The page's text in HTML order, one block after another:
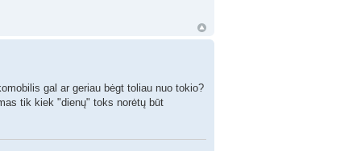
gal ar geriau bėgt toliau nuo tokio?
tik kiek "dienų" toks norėtų būt